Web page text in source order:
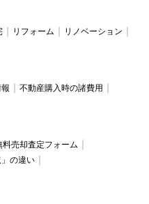
リフォーム
リノベーション
不動産購入時の諸費用
料売却査定フォーム
」の違い